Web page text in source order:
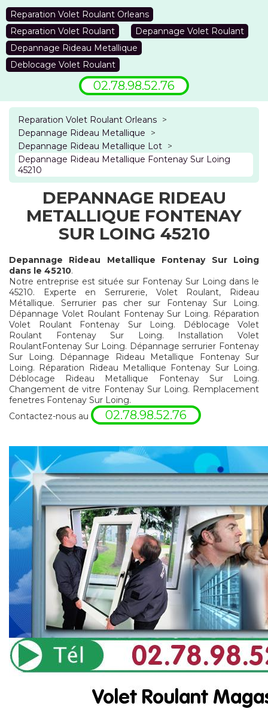
Reparation Volet Roulant Orleans
Reparation Volet Roulant
Depannage Volet Roulant
Depannage Rideau Metallique
Deblocage Volet Roulant
02.78.98.52.76
Reparation Volet Roulant Orleans >
Depannage Rideau Metallique
>
Depannage Rideau Metallique Lot >
Depannage Rideau Metallique Fontenay Sur Loing
45210
DEPANNAGE RIDEAU
METALLIQUE FONTENAY
SUR LOING 45210
Depannage Rideau Metallique Fontenay Sur Loing
dans le 45210.
Notre entreprise est située sur Fontenay Sur Loing dans le
45210. Experte en Serrurerie, Volet Roulant, Rideau
Métallique. Serrurier pas cher sur Fontenay Sur Loing.
Dépannage Volet Roulant Fontenay Sur Loing. Réparation
Volet Roulant Fontenay Sur Loing. Déblocage Volet
Roulant Fontenay Sur Loing. Installation Volet
RoulantFontenay Sur Loing. Dépannage serrurier Fontenay
Sur Loing. Dépannage Rideau Metallique Fontenay Sur
Loing. Réparation Rideau Metallique Fontenay Sur Loing.
Déblocage Rideau Metallique Fontenay Sur Loing.
Changement de vitre Fontenay Sur Loing. Remplacement
fenetres Fontenay Sur Loing.
Contactez-nous au
02.78.98.52.76